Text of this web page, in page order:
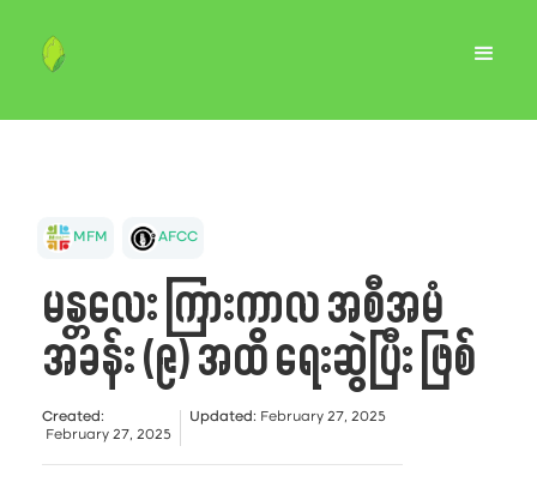
MFM AFCC
မန္တလေး ကြားကာလ အစီအမံ
အခန်း (၉) အထိ ရေးဆွဲပြီး ဖြစ်
Created:
February 27, 2025
Updated: February 27, 2025